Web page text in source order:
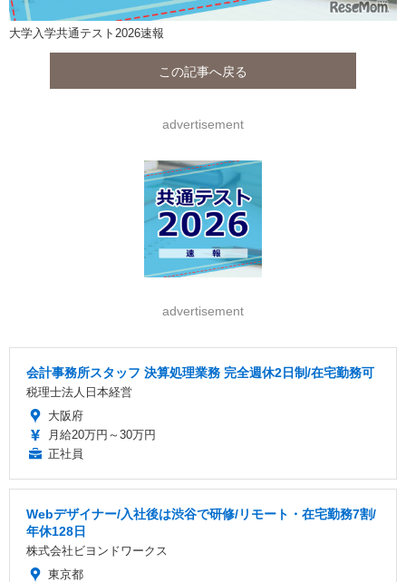
大学入学共通テスト2026速報
この記事へ戻る
advertisement
advertisement
会計事務所スタッフ 決算処理業務 完全週休2日制/在宅勤務可
税理士法人日本経営
大阪府
月給20万円～30万円
正社員
Webデザイナー/入社後は渋谷で研修/リモート・在宅勤務7割/
年休128日
株式会社ビヨンドワークス
東京都